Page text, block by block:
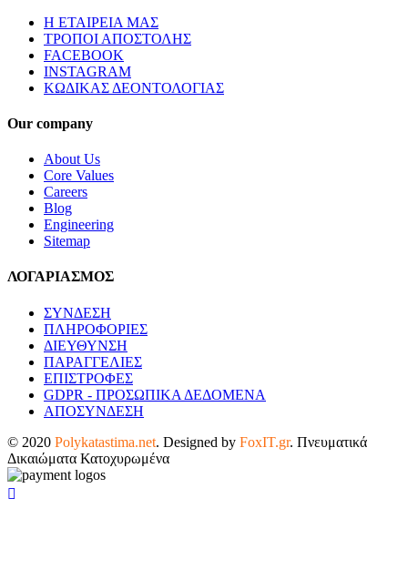
Η ΕΤΑΙΡΕΙΑ ΜΑΣ
ΤΡΟΠΟΙ ΑΠΟΣΤΟΛΗΣ
FACEBOOK
INSTAGRAM
ΚΩΔΙΚΑΣ ΔΕΟΝΤΟΛΟΓΙΑΣ
Our company
About Us
Core Values
Careers
Blog
Engineering
Sitemap
ΛΟΓΑΡΙΑΣΜΟΣ
ΣΥΝΔΕΣΗ
ΠΛΗΡΟΦΟΡΙΕΣ
ΔΙΕΥΘΥΝΣΗ
ΠΑΡΑΓΓΕΛΙΕΣ
ΕΠΙΣΤΡΟΦΕΣ
GDPR - ΠΡΟΣΩΠΙΚΑ ΔΕΔΟΜΕΝΑ
ΑΠΟΣΥΝΔΕΣΗ
© 2020 Polykatastima.net. Designed by FoxIT.gr. Πνευματικά
Δικαιώματα Κατοχυρωμένα